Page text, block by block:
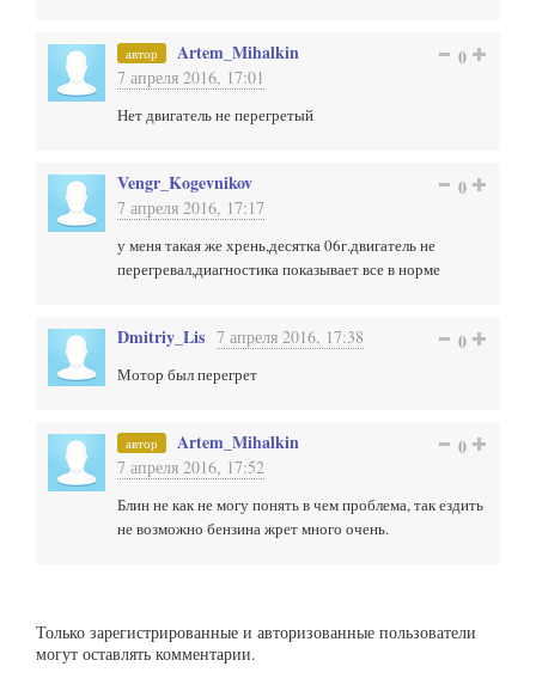
автор Artem_Mihalkin
7 апреля 2016, 17:01
0
Нет двигатель не перегретый
Vengr_Kogevnikov
7 апреля 2016, 17:17
0
у меня такая же хрень,десятка 06г.двигатель не
перегревал,диагностика показывает все в норме
Dmitriy_Lis 7 апреля 2016, 17:38 0
Мотор был перегрет
автор Artem_Mihalkin
7 апреля 2016, 17:52
0
Блин не как не могу понять в чем проблема, так ездить
не возможно бензина жрет много очень.
Только зарегистрированные и авторизованные пользователи
могут оставлять комментарии.